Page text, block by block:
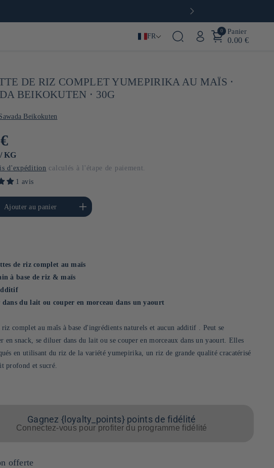
dès 50€* en France & dès 90€ en Europe
FR
0 Panier
0.00 €
DE RIZ COMPLET YUMEPIRIKA AU MAÏS ⋅
BEIKOKUTEN ⋅ 30G
Beikokuten
/ PAR
KG
d'expédition calculés à l'étape de paiement.
1 avis
Default
Ajouter au panier
Augmenter la quantité de
Default Title
de riz complet au maïs
à base de riz & maïs
dans du lait ou couper en morceau dans un yaourt
riz complet au maîs à base d'ingrédients naturels et aucun additif . Peut se
en snack, se diluer dans du lait ou se couper en morceaux dans un yaourt. Elles
en utilisant du riz de la variété yumepirika, un riz de grande qualité cracatérisé
profond et sucré.
Gagnez {loyalty_points} points de fidélité
Connectez-vous pour profiter du programme fidélité
offerte